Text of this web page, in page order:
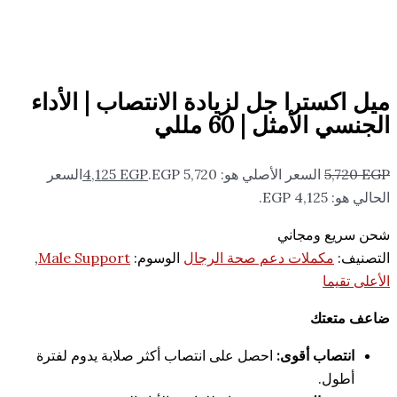
جل لزيادة الانتصاب | الأداء
| 60 مللي
السعر الأصلي هو: 5,720 EGP. 4,125EGP السعر
دعم صحة الرجال الوسوم:Male Support
,
أقوى:احصل على انتصاب أكثر صلابة يدوم لفترة